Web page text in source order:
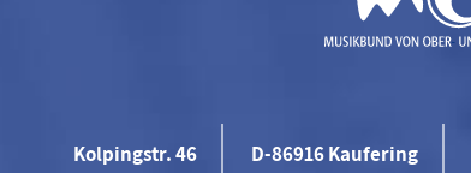
Kolpingstr. 46 D-86916 Kaufering